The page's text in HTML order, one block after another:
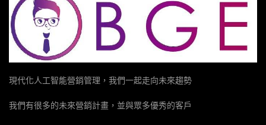
現代化人工智能營銷管理，我們一起走向未來趨勢
我們有很多的未來營銷計畫，並與眾多優秀的客戶